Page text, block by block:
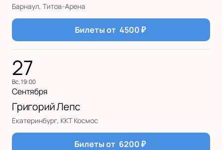
Барнаул, Титов-Арена
Билеты от 4500₽
27
вс, 19:00
Сентября
Григорий Лепс
Екатеринбург, ККТ Космос
Билеты от 6200₽